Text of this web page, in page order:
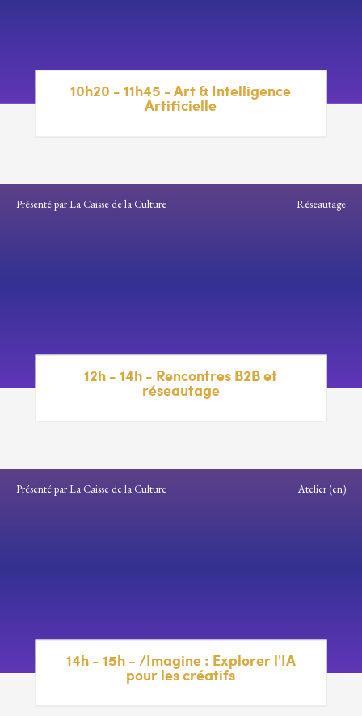
10h20 - 11h45 - Art & Intelligence
Artificielle
Présenté par La Caisse de la Culture Réseautage
12h - 14h - Rencontres B2B et
réseautage
Présenté par La Caisse de la Culture Atelier (en)
14h - 15h - /Imagine : Explorer l'IA
pour les créatifs